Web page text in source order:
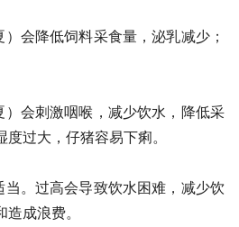
会降低饲料采食量，泌乳减少；
）会刺激咽喉，减少饮水，降低采
过大，仔猪容易下痢。
当。过高会导致饮水困难，减少饮
成浪费。